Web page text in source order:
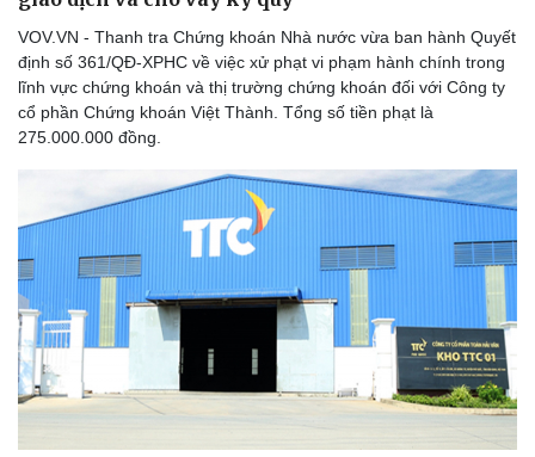
VOV.VN - Thanh tra Chứng khoán Nhà nước vừa ban hành Quyết
định số 361/QĐ-XPHC về việc xử phạt vi phạm hành chính trong
lĩnh vực chứng khoán và thị trường chứng khoán đối với Công ty
cổ phần Chứng khoán Việt Thành. Tổng số tiền phạt là
275.000.000 đồng.